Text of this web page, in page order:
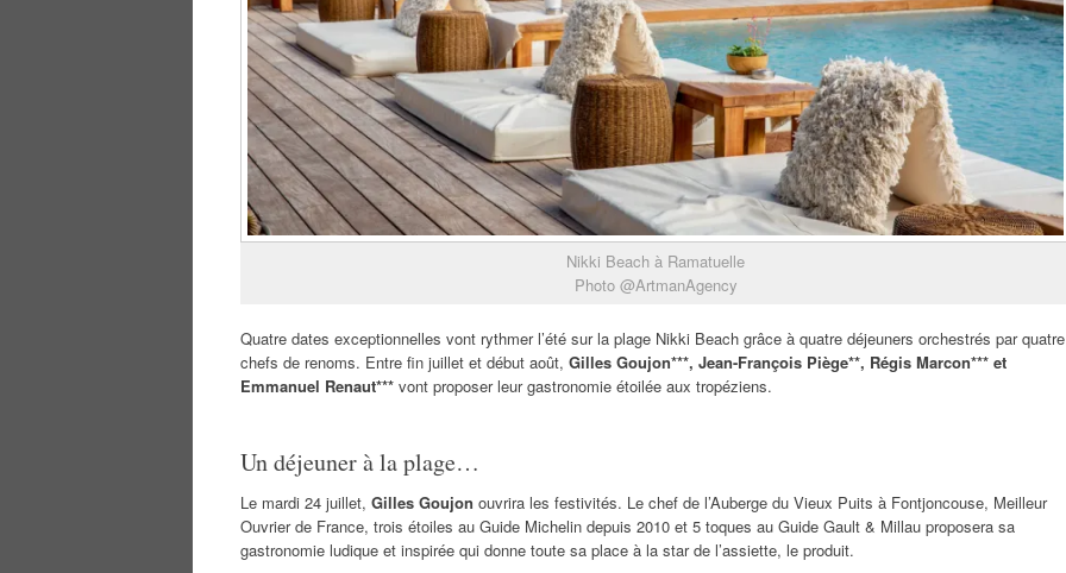
Nikki Beach à Ramatuelle
Photo @ArtmanAgency
Quatre dates exceptionnelles vont rythmer l’été sur la plage Nikki Beach grâce à quatre déjeuners orchestrés par quatre
chefs de renoms. Entre fin juillet et début août, Gilles Goujon***, Jean-François Piège**, Régis Marcon*** et
Emmanuel Renaut*** vont proposer leur gastronomie étoilée aux tropéziens.
Un déjeuner à la plage…
Le mardi 24 juillet, Gilles Goujon ouvrira les festivités. Le chef de l’Auberge du Vieux Puits à Fontjoncouse, Meilleur
Ouvrier de France, trois étoiles au Guide Michelin depuis 2010 et 5 toques au Guide Gault & Millau proposera sa
gastronomie ludique et inspirée qui donne toute sa place à la star de l’assiette, le produit.